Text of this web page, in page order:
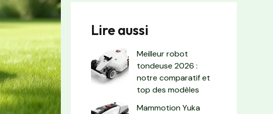
Lire aussi
Meilleur robot
tondeuse 2026 :
notre comparatif et
top des modèles
Mammotion Yuka